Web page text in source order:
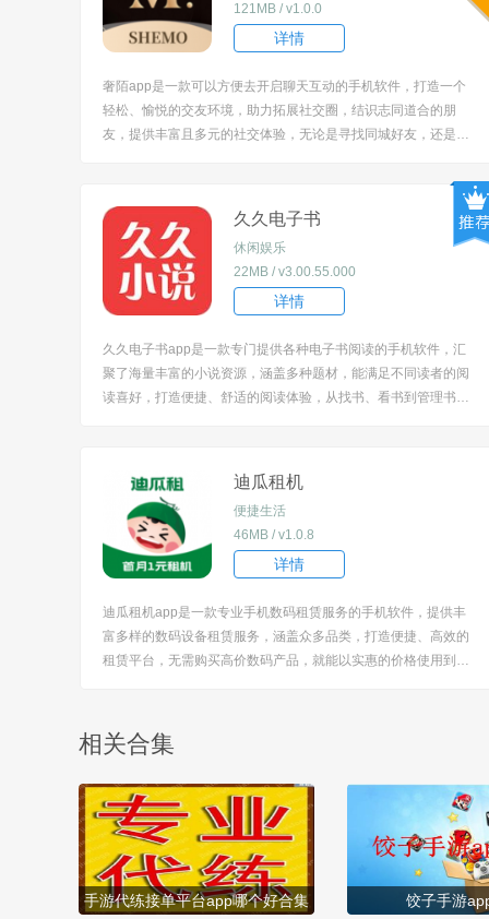
121MB / v1.0.0
详情
奢陌app是一款可以方便去开启聊天互动的手机软件，打造一个
轻松、愉悦的交友环境，助力拓展社交圈，结识志同道合的朋
友，提供丰富且多元的社交体验，无论是寻找同城好友，还是与
软件特色[/title] 1、采...
久久电子书
休闲娱乐
22MB / v3.00.55.000
详情
久久电子书app是一款专门提供各种电子书阅读的手机软件，汇
聚了海量丰富的小说资源，涵盖多种题材，能满足不同读者的阅
读喜好，打造便捷、舒适的阅读体验，从找书、看书到管理书
迪瓜租机
便捷生活
46MB / v1.0.8
详情
迪瓜租机app是一款专业手机数码租赁服务的手机软件，提供丰
富多样的数码设备租赁服务，涵盖众多品类，打造便捷、高效的
租赁平台，无需购买高价数码产品，就能以实惠的价格使用到心
门手机、电脑，还...
相关合集
手游代练接单平台app哪个好合集 饺子手游